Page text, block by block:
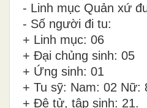
- Linh mục Quản xứ
- Số người đi tu:
+ Linh mục: 06
+ Đại chủng sinh: 05
+ Ứng sinh: 01
+ Tu sỹ: Nam: 02 Nữ:
+ Đệ tử, tập sinh: 21.